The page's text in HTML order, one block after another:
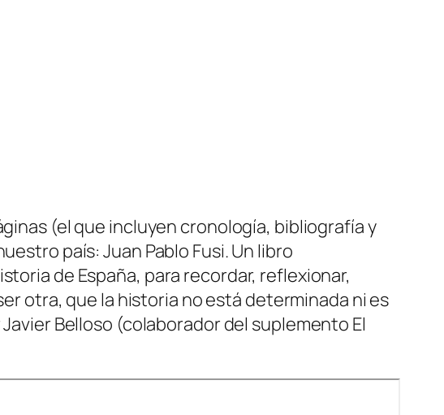
(el que incluyen cronología, bibliografía y
país: Juan Pablo Fusi. Un libro
de España, para recordar, reflexionar,
otra, que la historia no está determinada ni es
Belloso (colaborador del suplemento El